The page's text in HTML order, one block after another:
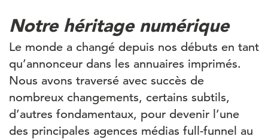
Notre héritage numérique
Le monde a changé depuis nos débuts en tant
qu’annonceur dans les annuaires imprimés.
Nous avons traversé avec succès de
nombreux changements, certains subtils,
d’autres fondamentaux, pour devenir l’une
des principales agences médias full-funnel au